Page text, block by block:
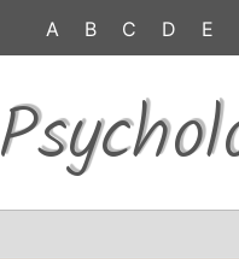
A B C D E